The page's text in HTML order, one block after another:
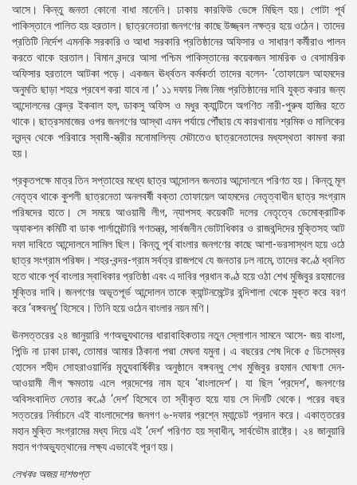
আসে। কিন্তু জনতা কোনো বাধা মানেনি। ঢাকায় কারফিউ ভেঙ্গে মিছিল হয়। গোটা পূর্ব
পাকিস্তানে পালিত হয় হরতাল। ছাত্রনেতারা জনগণের কাছে উজ্জ্বল নক্ষত্র হয়ে ওঠেন। তাদের
প্রতিটি নির্দেশ এমনকি সরকারি ও আধা সরকারি প্রতিষ্ঠানের অফিসার ও সাধারণ কর্মীরাও পালন
করতে থাকে হরতাল। বিমান বন্দরে আসা পশ্চিম পাকিস্তানের কয়েকজন সামরিক ও বেসামরিক
অফিসার হরতালে আটকা পড়ে। একজন ঊর্ধ্বতন কর্মকর্তা তাদের বলেন- ‘তোফায়েল আহমদের
অনুমতি ছাড়া শহরে প্রবেশ করা যাবে না।’ ১১ দফায় নিজ নিজ প্রতিষ্ঠানের দাবি যুক্ত করার জন্য
আন্দোলনের কেন্দ্র ইকবাল হল, ডাকসু অফিস ও মধুর ক্যান্টিনে অগণিত নারী-পুরুষ হাজির হতে
থাকে। ছাত্রসমাজের ওপর জনগণের আস্থা এমন পর্যায়ে পৌঁছায় যে কারখানায় শ্রমিক ও মালিকের
দ্বন্দ্ব থেকে পরিবারে স্বামী-স্ত্রীর মনোমালিন্য মেটাতেও ছাত্রনেতাদের মধ্যস্থতা কামনা করা
হয়।
প্রকৃতপক্ষে মাত্র তিন সপ্তাহের মধ্যে ছাত্র আন্দোলন জনতার আন্দোলনে পরিণত হয়। কিন্তু মূল
নেতৃত্ব থাকে কুশলী ছাত্রনেতা অনলবর্ষী বক্তা তোফায়েল আহমদের নেতৃত্বাধীন ছাত্র সংগ্রাম
পরিষদের হাতে। সে সময়ে আওয়ামী লীগ, ন্যাপসহ কয়েকটি দলের নেতৃত্বে ডেমোক্রাটিক
অ্যাকশন কমিটি বা ডাক পার্লামেন্টারি গণতন্ত্র, সার্বজনীন ভোটাধিকার ও রাজবন্দিদের মুক্তিসহ আট
দফা দাবিতে আন্দোলনে সামিল ছিল। কিন্তু পূর্ব বাংলার জনগণের কাছে আশা-ভরসাস্থল হয়ে ওঠে
ছাত্র সংগ্রাম পরিষদ। শহর-বন্দর-গ্রাম সর্বত্র রাজপথে যে জনতার ঢল নামে, তাদের কণ্ঠে ধ্বনিত
হতে থাকে পূর্ব বাংলার স্বাধিকার প্রতিষ্ঠা এবং এ দাবির প্রধান কণ্ঠ হয়ে ওঠা শেখ মুজিবুর রহমানের
মুক্তির দাবি। জনগণের অভূতপূর্ভ আন্দোলন তাকে ক্যান্টনমেন্টের বন্দিশালা থেকে মুক্ত করে বরণ
করে ‘বঙ্গবন্ধু’ হিসেবে। তিনি হয়ে ওঠেন বাংলার নয়ন মণি।
ঊনসত্তরের ২৪ জানুয়ারি গণঅভ্যুথানের ধারাবাহিকতায় নতুন স্লোগান সামনে আসে- জয় বাংলা,
পিন্ডি না ঢাকা ঢাকা, তোমার আমার ঠিকানা পদ্মা মেঘনা যমুনা। এ বছরের শেষ দিকে ৫ ডিসেম্বর
হোসেন শহীদ সোহরাওয়ার্দির মৃত্যুবার্ষিকীর অনুষ্ঠানে বঙ্গবন্ধু শেখ মুজিবুর রহমান ঘোষণা দেন-
আওয়ামী লীগ ক্ষমতায় এলে প্রদেশের নাম হবে ‘বাংলাদেশ’। যা ছিল ‘প্রদেশ’, জনগণের
অবিসংবাদিত নেতার কণ্ঠে ‘দেশ’ হিসেবে তা স্বীকৃত হয়ে যায় সে দিনটি থেকে। পরের বছর
সত্তরের নির্বাচনে এই বাংলাদেশের জনগণ ৬-দফার প্রশ্নে ম্যান্ডেট প্রদান করে। একাত্তরের
মহান মুক্তি সংগ্রামের মধ্য দিয়ে এই ‘দেশ’ পরিণত হয় স্বাধীন, সার্বভৌম রাষ্ট্রে। ২৪ জানুয়ারি
মহান গণঅভ্যুত্থানের লক্ষ্য এভাবেই পূরণ হয়।
লেখকঃ অজয় দাশগুপ্ত